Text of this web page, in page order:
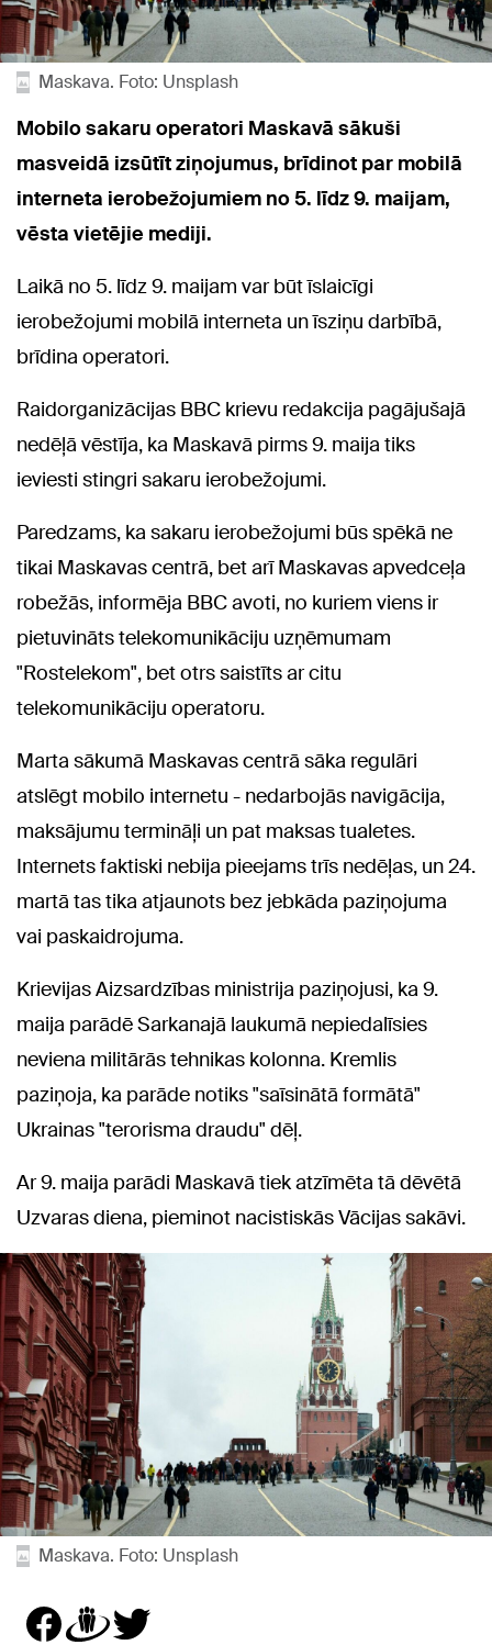
Maskava. Foto: Unsplash
Mobilo sakaru operatori Maskavā sākuši
masveidā izsūtīt ziņojumus, brīdinot par mobilā
interneta ierobežojumiem no 5. līdz 9. maijam,
vēsta vietējie mediji.
Laikā no 5. līdz 9. maijam var būt īslaicīgi
ierobežojumi mobilā interneta un īsziņu darbībā,
brīdina operatori.
Raidorganizācijas BBC krievu redakcija pagājušajā
nedēļā vēstīja, ka Maskavā pirms 9. maija tiks
ieviesti stingri sakaru ierobežojumi.
Paredzams, ka sakaru ierobežojumi būs spēkā ne
tikai Maskavas centrā, bet arī Maskavas apvedceļa
robežās, informēja BBC avoti, no kuriem viens ir
pietuvināts telekomunikāciju uzņēmumam
"Rostelekom", bet otrs saistīts ar citu
telekomunikāciju operatoru.
Marta sākumā Maskavas centrā sāka regulāri
atslēgt mobilo internetu - nedarbojās navigācija,
maksājumu termināļi un pat maksas tualetes.
Internets faktiski nebija pieejams trīs nedēļas, un 24.
martā tas tika atjaunots bez jebkāda paziņojuma
vai paskaidrojuma.
Krievijas Aizsardzības ministrija paziņojusi, ka 9.
maija parādē Sarkanajā laukumā nepiedalīsies
neviena militārās tehnikas kolonna. Kremlis
paziņoja, ka parāde notiks "saīsinātā formātā"
Ukrainas "terorisma draudu" dēļ.
Ar 9. maija parādi Maskavā tiek atzīmēta tā dēvētā
Uzvaras diena, pieminot nacistiskās Vācijas sakāvi.
Maskava. Foto: Unsplash